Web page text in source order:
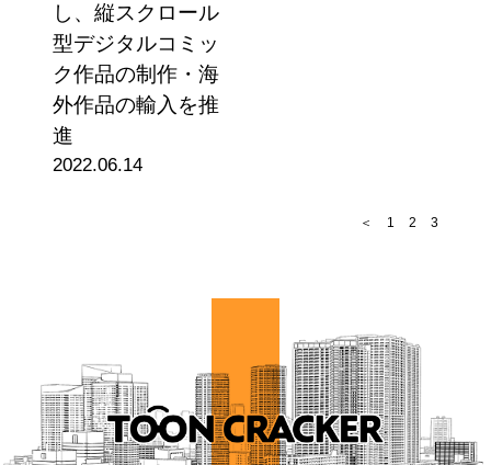
し、縦スクロール
型デジタルコミッ
ク作品の制作・海
外作品の輸入を推
進
2022.06.14
＜ 1 2 3